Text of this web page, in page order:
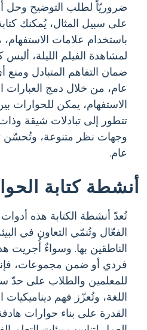
ضروريّاً لطلب التوضيح
على سبيل المثال، يُمكنك
باستخدام علامات
لمشاهدة الفيلم الليلة،
ضمان التفاهم المتبادل
عام، من خلال دمج العبارات
الاستفهام، يمكن للحوارات
تتطور إلى تبادلات شيقة
وجهات نظر متنوعة، وتُحسّن
عام.
أنشطة كتابة
تُعدّ أنشطة الكتابة هذه
الفعّال وتُنمّي التعاون في
الناطقين بها. وسواءٌ أُجريت
فردي أو ضمن مجموعات،
للمعلمين والطلاب على حدّ
اللغة، وتُعزّز فهم
القدرة على بناء حوارات